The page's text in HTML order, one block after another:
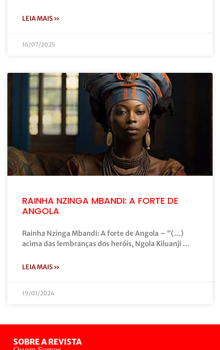
LEIA MAIS »
16/07/2025
RAINHA NZINGA MBANDI: A FORTE DE
ANGOLA
Rainha Nzinga Mbandi: A forte de Angola – “(…)
acima das lembranças dos heróis, Ngola Kiluanji …
LEIA MAIS »
19/01/2024
SOBRE A REVISTA